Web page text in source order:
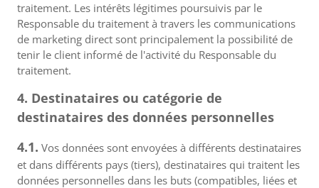
traitement. Les intérêts légitimes poursuivis par le
Responsable du traitement à travers les communications
de marketing direct sont principalement la possibilité de
tenir le client informé de l'activité du Responsable du
traitement.
4. Destinataires ou catégorie de
destinataires des données personnelles
4.1. Vos données sont envoyées à différents destinataires
et dans différents pays (tiers), destinataires qui traitent les
données personnelles dans les buts (compatibles, liées et